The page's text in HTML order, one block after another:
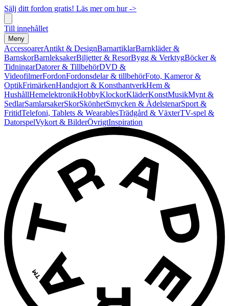
Sälj ditt fordon gratis! Läs mer om hur ->
Till innehållet
Meny
AccessoarerAntikt & DesignBarnartiklarBarnkläder &
BarnskorBarnleksakerBiljetter & ResorBygg & VerktygBöcker &
TidningarDatorer & TillbehörDVD &
VideofilmerFordonFordonsdelar & tillbehörFoto, Kameror &
OptikFrimärkenHandgjort & KonsthantverkHem &
HushållHemelektronikHobbyKlockorKläderKonstMusikMynt &
SedlarSamlarsakerSkorSkönhetSmycken & ÄdelstenarSport &
FritidTelefoni, Tablets & WearablesTrädgård & VäxterTV-spel &
DatorspelVykort & BilderÖvrigtInspiration